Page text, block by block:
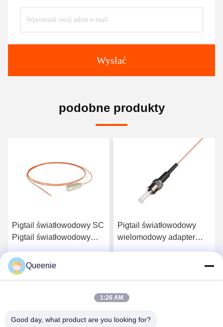
Wysłać
podobne produkty
Pigtail światłowodowy SC
Pigtail światłowodowy
Uzyskaj najlepszą cenę
Pigtail światłowodowy
wielomodowy adapter
Queenie
1:26 AM
Good day, what product are you looking for?